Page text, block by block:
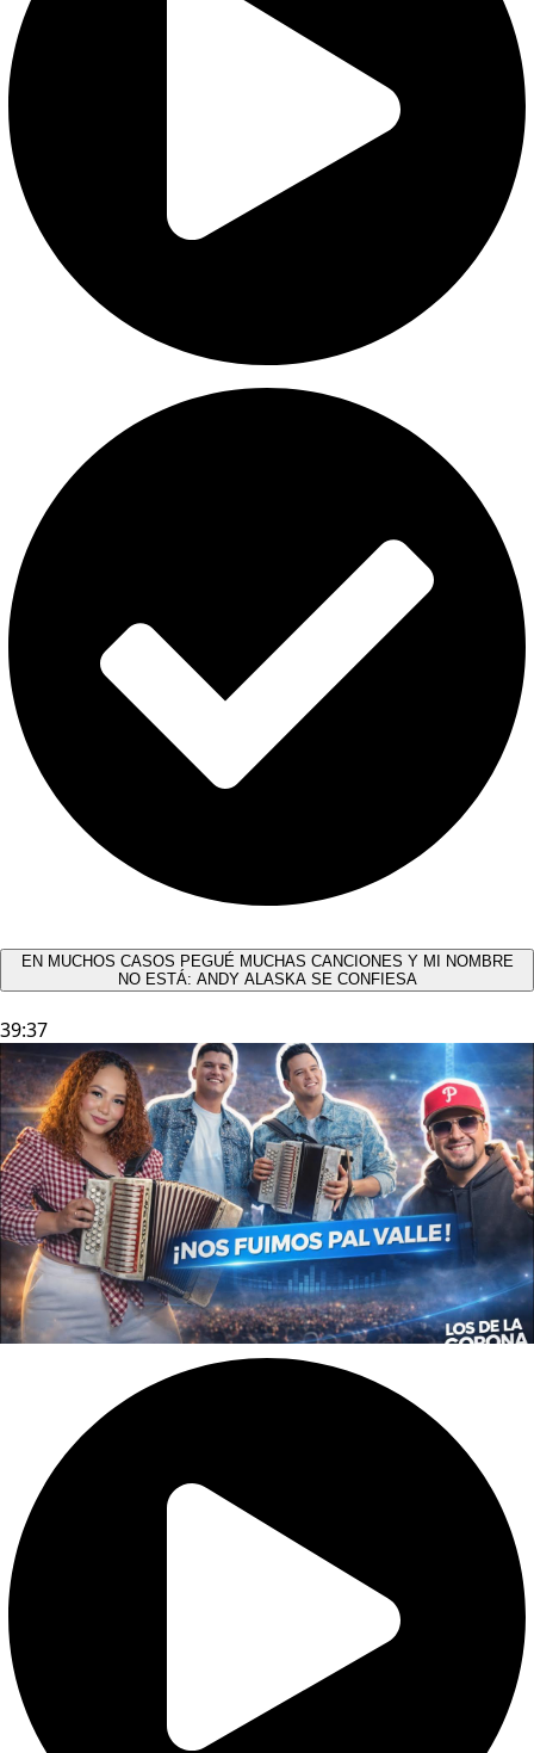
EN MUCHOS CASOS PEGUÉ MUCHAS CANCIONES Y MI NOMBRE
NO ESTÁ: ANDY ALASKA SE CONFIESA​
39:37